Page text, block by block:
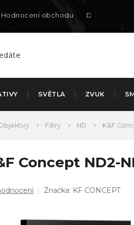
Hodnocení obchodu Doručení na
SVĚTLA ZVUK
Filtry ND K&F
Concept ND2-
Značka: KF CONCEPT